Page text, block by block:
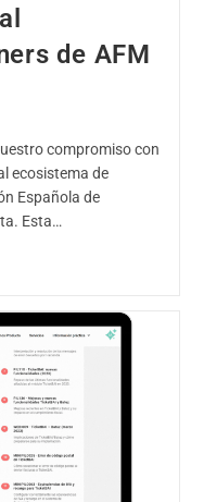
de AFM
compromiso con
ecosistema de
Española de
Esta…